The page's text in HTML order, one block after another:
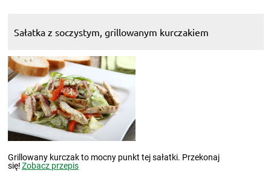
Sałatka z soczystym, grillowanym kurczakiem
Grillowany kurczak to mocny punkt tej sałatki. Przekonaj
się!Zobacz przepis